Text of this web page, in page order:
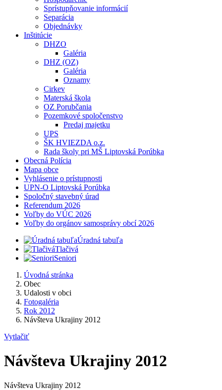
Sprístupňovanie informácií
Separácia
Objednávky
Inštitúcie
DHZO
Galéria
DHZ (OZ)
Galéria
Oznamy
Cirkev
Materská škola
OZ Porubčania
Pozemkové spoločenstvo
Predaj majetku
UPS
ŠK HVIEZDA o.z.
Rada školy pri MŠ Liptovská Porúbka
Obecná Polícia
Mapa obce
Vyhlásenie o prístupnosti
UPN-O Liptovská Porúbka
Spoločný stavebný úrad
Referendum 2026
Voľby do VÚC 2026
Voľby do orgánov samosprávy obcí 2026
Úradná tabuľa
Tlačivá
Seniori
Úvodná stránka
Obec
Udalosti v obci
Fotogaléria
Rok 2012
Návšteva Ukrajiny 2012
Vytlačiť
Návšteva Ukrajiny 2012
Návšteva Ukrajiny 2012